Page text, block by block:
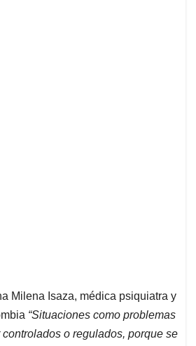
Milena Isaza, médica psiquiatra y
“Situaciones como problemas
o regulados, porque se